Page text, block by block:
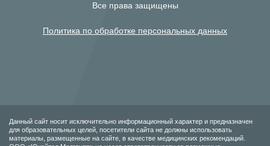
Все права защищены
Политика по обработке персональных данных
Данный сайт носит исключительно информационный характер и предназначен
для образовательных целей, посетители сайта не должны использовать
материалы, размещенные на сайте, в качестве медицинских рекомендаций.